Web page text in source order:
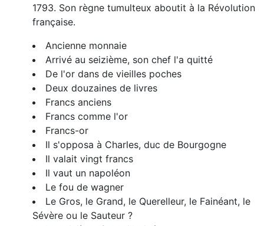
1793. Son règne tumulteux aboutit à la Révolution
française.
Ancienne monnaie
Arrivé au seizième, son chef l'a quitté
De l'or dans de vieilles poches
Deux douzaines de livres
Francs anciens
Francs comme l'or
Francs-or
Il s'opposa à Charles, duc de Bourgogne
Il valait vingt francs
Il vaut un napoléon
Le fou de wagner
Le Gros, le Grand, le Querelleur, le Fainéant, le
Sévère ou le Sauteur ?